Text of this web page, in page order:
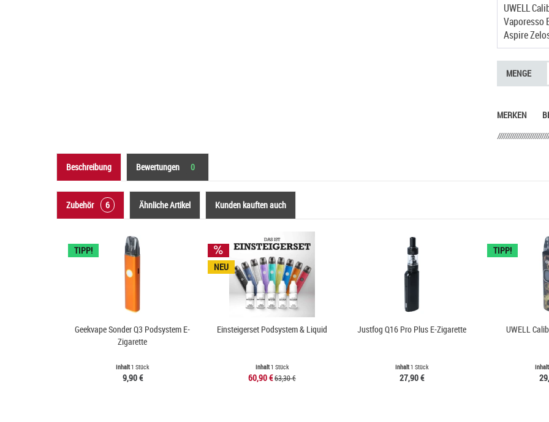
UWELL
Aspire
MENGE
MERKEN
Beschreibung Bewertungen 0
Zubehör 6 Ähnliche Artikel Kunden kauften auch
TIPP!
Geekvape Sonder Q3 Podsystem E-
Zigarette
Inhalt1 Stück
9,90 €
NEU
Einsteigerset Podsystem & Liquid
Inhalt1 Stück
60,90 €63,30 €
Justfog Q16 Pro Plus E-Zigarette
Inhalt1 Stück
27,90 €
TIPP!
UWELL